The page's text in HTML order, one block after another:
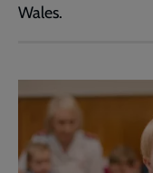
Wales.